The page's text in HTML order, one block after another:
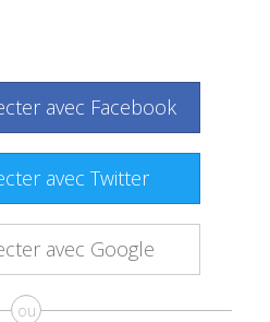
avec Facebook
avec Twitter
avec Google
ou